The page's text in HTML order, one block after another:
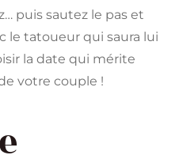
puis sautez le pas et
le tatoueur qui saura lui
la date qui mérite
votre couple !